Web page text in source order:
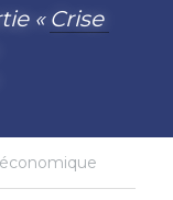
« Crise